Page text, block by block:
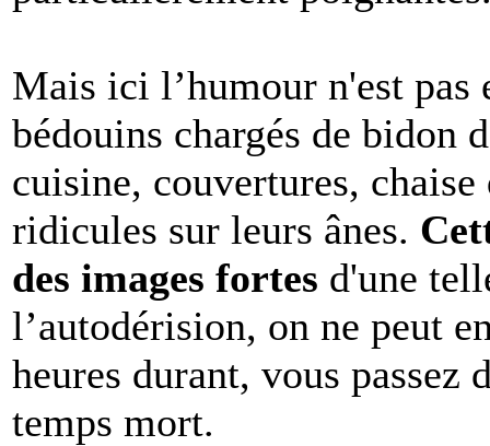
Mais ici l’humour n'est pas
bédouins chargés de bidon
cuisine, couvertures,
ridicules sur leurs ânes.
des images fortes d'une
l’autodérision, on ne peut
heures durant, vous passez
temps mort.